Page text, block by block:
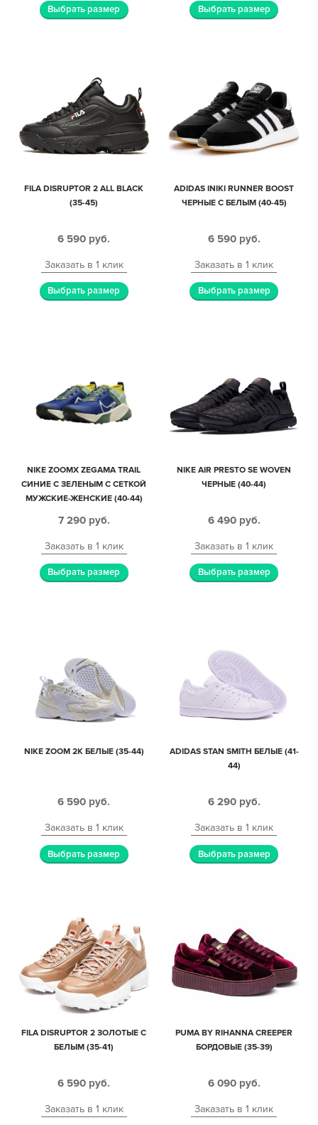
Выбрать размер Выбрать размер
FILA DISRUPTOR 2 ALL BLACK
(35-45)
6 590 руб.
Заказать в 1 клик
Выбрать размер
ADIDAS INIKI RUNNER BOOST
ЧЕРНЫЕ С БЕЛЫМ (40-45)
6 590 руб.
Заказать в 1 клик
Выбрать размер
NIKE ZOOMX ZEGAMA TRAIL
СИНИЕ С ЗЕЛЕНЫМ С СЕТКОЙ
МУЖСКИЕ-ЖЕНСКИЕ (40-44)
7 290 руб.
Заказать в 1 клик
Выбрать размер
NIKE AIR PRESTO SE WOVEN
ЧЕРНЫЕ (40-44)
6 490 руб.
Заказать в 1 клик
Выбрать размер
NIKE ZOOM 2K БЕЛЫЕ (35-44)
6 590 руб.
Заказать в 1 клик
Выбрать размер
ADIDAS STAN SMITH БЕЛЫЕ (41-
44)
6 290 руб.
Заказать в 1 клик
Выбрать размер
FILA DISRUPTOR 2 ЗОЛОТЫЕ С
БЕЛЫМ (35-41)
6 590 руб.
Заказать в 1 клик
PUMA BY RIHANNA CREEPER
БОРДОВЫЕ (35-39)
6 090 руб.
Заказать в 1 клик